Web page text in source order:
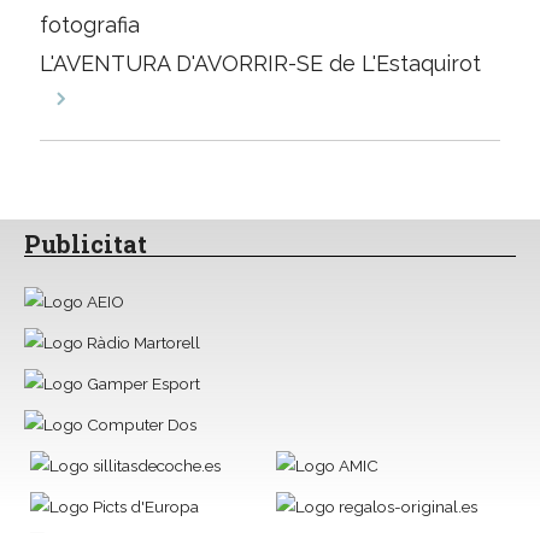
per
entrades
fotografia
L'AVENTURA D'AVORRIR-SE de L'Estaquirot
Publicitat